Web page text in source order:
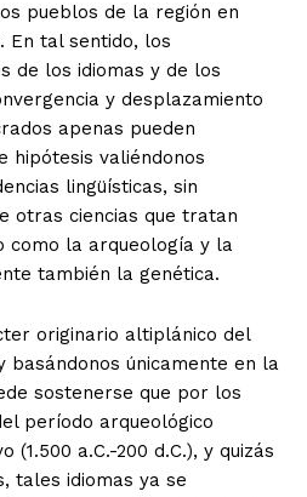
pueblos de la región en
En tal sentido, los
de los idiomas y de los
y desplazamiento
apenas pueden
hipótesis valiéndonos
lingüísticas, sin
otras ciencias que tratan
como la arqueología y la
también la genética.
originario altiplánico del
basándonos únicamente en la
sostenerse que por los
período arqueológico
(1.500 a.C.-200 d.C.), y quizás
tales idiomas ya se